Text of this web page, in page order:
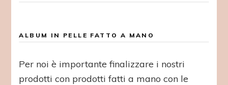
ALBUM IN PELLE FATTO A MANO
Per noi è importante finalizzare i nostri
prodotti con prodotti fatti a mano con le